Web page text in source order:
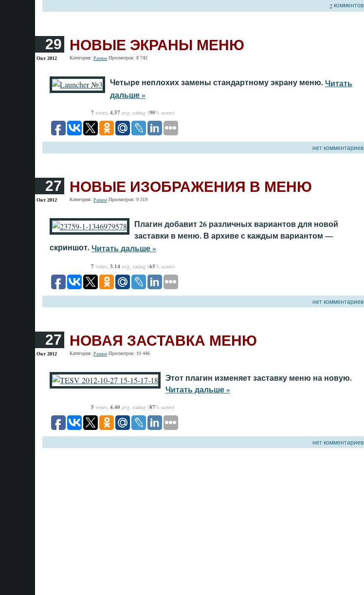
2комментов
Четыре неплохих замены стандартному экрану меню.Читать
дальше »
7 votes, 4.57 avg. rating (90% score)
нет комментариев
29
Окт 2012
НОВЫЕ ЭКРАНЫ МЕНЮ
Категория: Разное Просмотров: 8 742
Плагин добавит 26 различных вариантов для новой
заставки в меню. В архиве с каждым вариантом —
скриншот.Читать дальше »
7 votes, 3.14 avg. rating (65% score)
нет комментариев
27
Окт 2012
НОВЫЕ ИЗОБРАЖЕНИЯ В МЕНЮ
Категория: Разное Просмотров: 9 519
Этот плагин изменяет заставку меню на новую.
Читать дальше »
5 votes, 4.40 avg. rating (87% score)
нет комментариев
27
Окт 2012
НОВАЯ ЗАСТАВКА МЕНЮ
Категория: Разное Просмотров: 10 446